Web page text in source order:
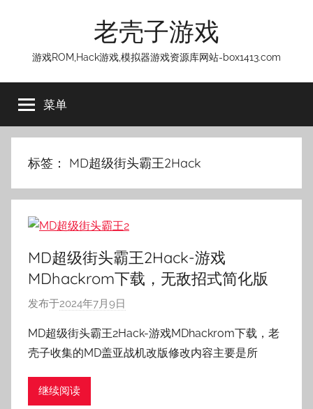
老壳子游戏
游戏ROM,Hack游戏,模拟器游戏资源库网站-box1413.com
菜单
标签： MD超级街头霸王2Hack
MD超级街头霸王2Hack-游戏
MDhackrom下载，无敌招式简化版
发布于2024年7月9日
:
老
MD超级街头霸王2Hack-游戏MDhackrom下载，老
壳子收集的MD盖亚战机改版修改内容主要是所
继续阅读